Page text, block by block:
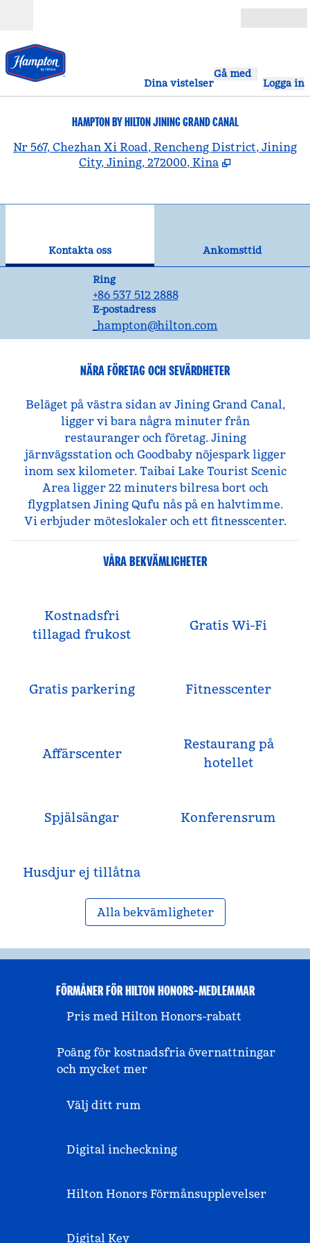
Dina vistelser
Gå med
Logga in
HAMPTON BY HILTON JINING GRAND CANAL
Nr 567, Chezhan Xi Road, Rencheng District, Jining
City, Jining, 272000, Kina
Kontakta oss
Ankomsttid
Ring
Samtal
+86 537 512 2888
E-postadress
E-postJNGCN
_hampton@hilton.com
NÄRA FÖRETAG OCH SEVÄRDHETER
Beläget på västra sidan av Jining Grand Canal,
ligger vi bara några minuter från
restauranger och företag. Jining
järnvägsstation och Goodbaby nöjespark ligger
inom sex kilometer. Taibai Lake Tourist Scenic
Area ligger 22 minuters bilresa bort och
flygplatsen Jining Qufu nås på en halvtimme.
Vi erbjuder möteslokaler och ett fitnesscenter.
VÅRA BEKVÄMLIGHETER
Kostnadsfri
tillagad frukost
Gratis Wi-Fi
Gratis parkering Fitnesscenter
Affärscenter
Restaurang på
hotellet
Spjälsängar Konferensrum
Husdjur ej tillåtna
Alla bekvämligheter
FÖRMÅNER FÖR HILTON HONORS-MEDLEMMAR
Pris med Hilton Honors-rabatt
Poäng för kostnadsfria övernattningar
och mycket mer
Välj ditt rum
Digital incheckning
Hilton Honors Förmånsupplevelser
Digital Key